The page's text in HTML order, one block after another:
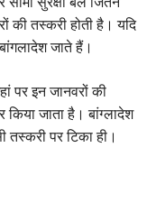
की तस्करी होती है। यदि
जाते हैं।
पर इन जानवरों की
जाता है। बांग्लादेश
तस्करी पर टिका ही।